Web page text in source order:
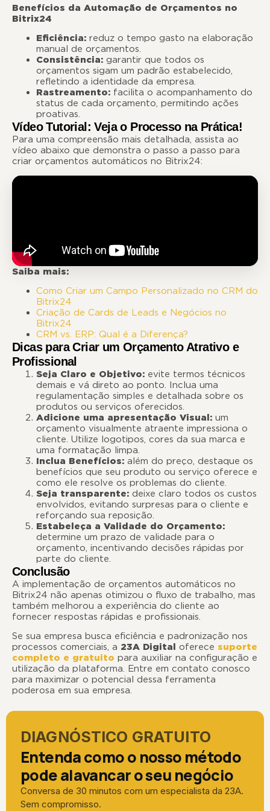
Benefícios da Automação de Orçamentos no
Bitrix24
Eficiência: reduz o tempo gasto na elaboração
manual de orçamentos.
Consistência: garantir que todos os
orçamentos sigam um padrão estabelecido,
refletindo a identidade da empresa.
Rastreamento: facilita o acompanhamento do
status de cada orçamento, permitindo ações
proativas.
Vídeo Tutorial: Veja o Processo na Prática!
Para uma compreensão mais detalhada, assista ao
vídeo abaixo que demonstra o passo a passo para
criar orçamentos automáticos no Bitrix24:
Saiba mais:
Como Criar um Campo Personalizado no CRM do
Bitrix24
Criação de Cards de Leads e Negócios no
Bitrix24
CRM vs. ERP: Qual é a Diferença?
Dicas para Criar um Orçamento Atrativo e
Profissional
Seja Claro e Objetivo: evite termos técnicos
demais e vá direto ao ponto. Inclua uma
regulamentação simples e detalhada sobre os
produtos ou serviços oferecidos.
Adicione uma apresentação Visual: um
orçamento visualmente atraente impressiona o
cliente. Utilize logotipos, cores da sua marca e
uma formatação limpa.
Inclua Benefícios: além do preço, destaque os
benefícios que seu produto ou serviço oferece e
como ele resolve os problemas do cliente.
Seja transparente: deixe claro todos os custos
envolvidos, evitando surpresas para o cliente e
reforçando sua reposição.
Estabeleça a Validade do Orçamento:
determine um prazo de validade para o
orçamento, incentivando decisões rápidas por
parte do cliente.
Conclusão
A implementação de orçamentos automáticos no
Bitrix24 não apenas otimizou o fluxo de trabalho, mas
também melhorou a experiência do cliente ao
fornecer respostas rápidas e profissionais.
Se sua empresa busca eficiência e padronização nos
processos comerciais, a 23A Digital oferece suporte
completo e gratuito para auxiliar na configuração e
utilização da plataforma. Entre em contato conosco
para maximizar o potencial dessa ferramenta
poderosa em sua empresa.
DIAGNÓSTICO GRATUITO
Entenda como o nosso método
pode alavancar o seu negócio
Conversa de 30 minutos com um especialista da 23A.
Sem compromisso.